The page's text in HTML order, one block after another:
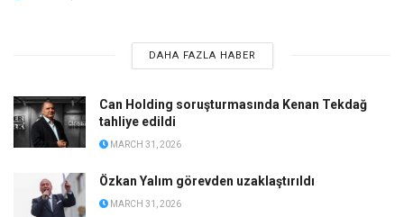
DAHA FAZLA HABER
Can Holding soruşturmasında Kenan Tekdağ
tahliye edildi
MARCH 31, 2026
Özkan Yalım görevden uzaklaştırıldı
MARCH 31, 2026